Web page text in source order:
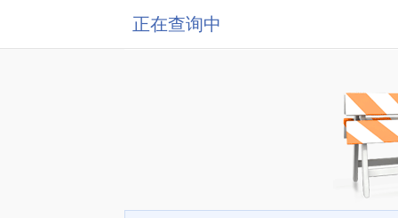
正在查询中